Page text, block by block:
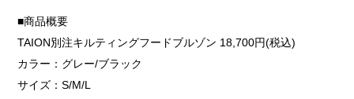
■商品概要
TAION別注キルティングフードブルゾン 18,700円(税込)
カラー：グレー/ブラック
サイズ：S/M/L